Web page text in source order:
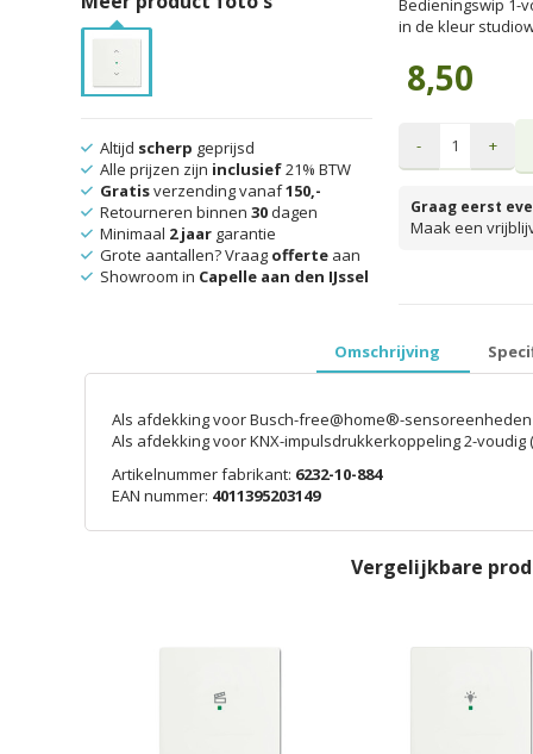
Bedieningswip 1-
in de kleur
8,50
- +
Graag eerst
Maak een
Altijd scherp geprijsd
Alle prijzen zijn inclusief21% BTW
Gratisverzending vanaf150,-
Retourneren binnen 30dagen
Minimaal 2 jaargarantie
Grote aantallen? Vraag offerteaan
Showroom in Capelle aan den IJssel
Omschrijving
Als afdekking voor Busch-free@home®-
Als afdekking voor KNX-impulsdrukkerkoppeling 2-voudig
Artikelnummer fabrikant: 6232-10-884
EAN nummer: 4011395203149
Vergelijkbare